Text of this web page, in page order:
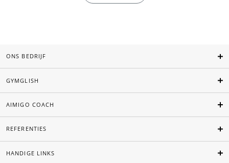
ONS BEDRIJF
GYMGLISH
AIMIGO COACH
REFERENTIES
HANDIGE LINKS